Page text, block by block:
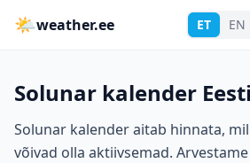
🌤weather.ee ET EN
Solunar kalender
Solunar kalender aitab hinnata,
võivad olla aktiivsemad.